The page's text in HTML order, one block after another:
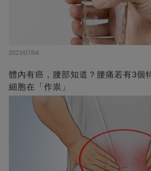
2023/07/04
體內有癌，腰部知道？腰痛若有3個
細胞在「作祟」